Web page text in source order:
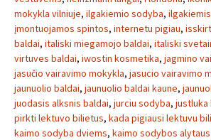
mokykla vilniuje, ilgakiemio sodyba,
įmontuojamos spintos, internetu pigiau,
baldai, italiski miegamojo baldai, italiski
virtuves baldai, iwostin kosmetika, jagmino
jasučio vairavimo mokykla, jasucio vairavimo
jaunuolio baldai, jaunuolio baldai kaune,
juodasis alksnis baldai, jurciu sodyba, justluka
pirkti lektuvo bilietus, kada pigiausi lektuvu
kaimo sodyba dviems, kaimo sodybos